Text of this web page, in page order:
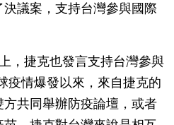
議案，支持台灣參與國際
，捷克也發言支持台灣參與
疫情爆發以來，來自捷克的
共同舉辦防疫論壇，或者